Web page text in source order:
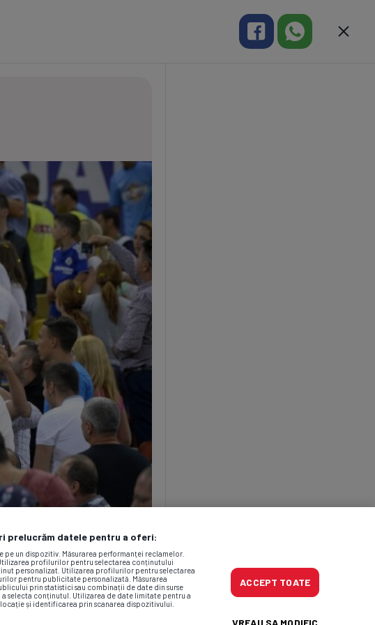
prelucrăm datele pentru a oferi:
un dispozitiv. Măsurarea performanței reclamelor.
profilurilor pentru selectarea conținutului
personalizat. Utilizarea profilurilor pentru selectarea
pentru publicitate personalizată. Măsurarea
prin statistici sau combinații de date din surse
selecta conținutul. Utilizarea de date limitate pentru a
și identificarea prin scanarea dispozitivului.
ACCEPT TOATE
VREAU SA MODIFIC